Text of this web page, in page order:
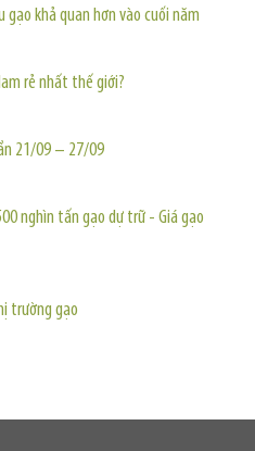
khả quan hơn vào cuối năm
rẻ nhất thế giới?
21/09 – 27/09
nghìn tấn gạo dự trữ - Giá gạo
trường gạo